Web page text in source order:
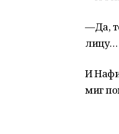
—Да,
лицу…
И
миг